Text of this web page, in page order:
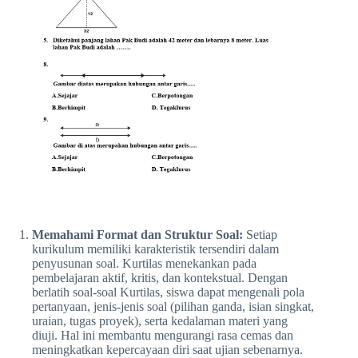
Memahami Format dan Struktur Soal: Setiap
kurikulum memiliki karakteristik tersendiri dalam
penyusunan soal. Kurtilas menekankan pada
pembelajaran aktif, kritis, dan kontekstual. Dengan
berlatih soal-soal Kurtilas, siswa dapat mengenali pola
pertanyaan, jenis-jenis soal (pilihan ganda, isian singkat,
uraian, tugas proyek), serta kedalaman materi yang
diuji. Hal ini membantu mengurangi rasa cemas dan
meningkatkan kepercayaan diri saat ujian sebenarnya.